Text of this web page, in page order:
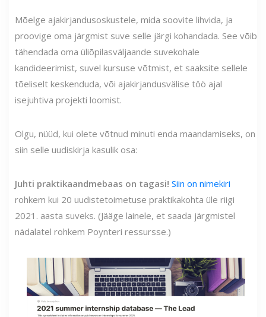
Mõelge ajakirjandusoskustele, mida soovite lihvida, ja
proovige oma järgmist suve selle järgi kohandada. See võib
tähendada oma üliõpilasväljaande suvekohale
kandideerimist, suvel kursuse võtmist, et saaksite sellele
tõeliselt keskenduda, või ajakirjandusvälise töö ajal
isejuhtiva projekti loomist.
Olgu, nüüd, kui olete võtnud minuti enda maandamiseks, on
siin selle uudiskirja kasulik osa:
Juhti praktikaandmebaas on tagasi! Siin on nimekiri
rohkem kui 20 uudistetoimetuse praktikakohta üle riigi
2021. aasta suveks. (Jääge lainele, et saada järgmistel
nädalatel rohkem Poynteri ressursse.)